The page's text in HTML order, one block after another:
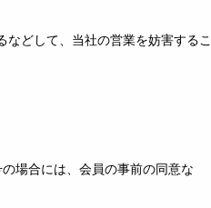
どして、当社の営業を妨害するこ
場合には、会員の事前の同意な